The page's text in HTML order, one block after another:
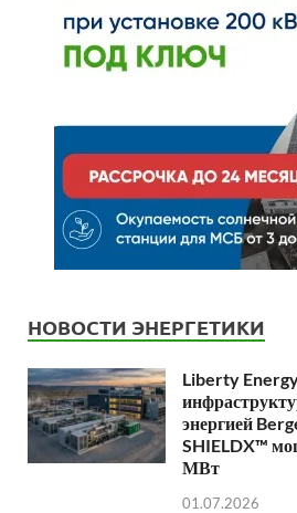
НОВОСТИ ЭНЕРГЕТИКИ
Liberty
энергией
SHIELDX™
МВт
01.07.2026